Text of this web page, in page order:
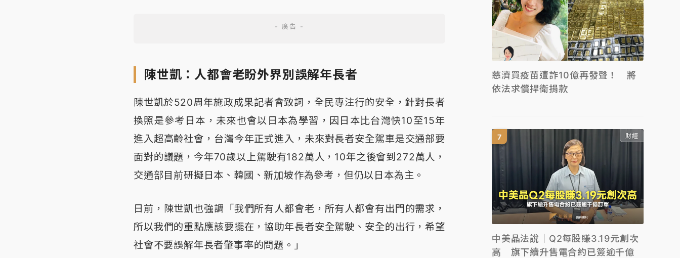
陳世凱：人都會老盼外界別誤解年長者
陳世凱於520周年施政成果記者會致詞，全民專注行的安全，針對長者
換照是參考日本，未來也會以日本為學習，因日本比台灣快10至15年
進入超高齡社會，台灣今年正式進入，未來對長者安全駕車是交通部要
面對的議題，今年70歲以上駕駛有182萬人，10年之後會到272萬人，
交通部目前研擬日本、韓國、新加坡作為參考，但仍以日本為主。
日前，陳世凱也強調「我們所有人都會老，所有人都會有出門的需求，
所以我們的重點應該要擺在，協助年長者安全駕駛、安全的出行，希望
社會不要誤解年長者肇事率的問題。」
慈濟買疫苗遭詐10億再發聲！ 將
依法求償捍衛捐款
財經
中美晶法說｜Q2每股賺3.19元創次
高 旗下續升售電合約已簽逾千億